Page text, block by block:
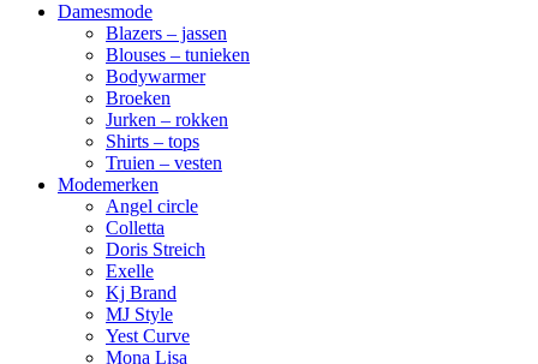
Damesmode
Blazers – jassen
Blouses – tunieken
Bodywarmer
Broeken
Jurken – rokken
Shirts – tops
Truien – vesten
Modemerken
Angel circle
Colletta
Doris Streich
Exelle
Kj Brand
MJ Style
Yest Curve
Mona Lisa